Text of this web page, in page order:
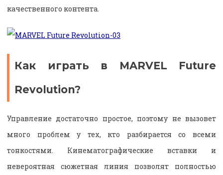
качественного контента.
Как играть в MARVEL Future
Revolution?
Управление достаточно простое, поэтому не вызовет
много проблем у тех, кто разбирается со всеми
тонкостями. Кинематографические вставки и
невероятная сюжетная линия позволят полностью